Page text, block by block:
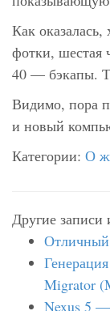
Как
фотки,
40 — бэкапы.
Видимо, пора
и новый
Категории: О
Другие записи
Отличный
Migrator
Nexus 5